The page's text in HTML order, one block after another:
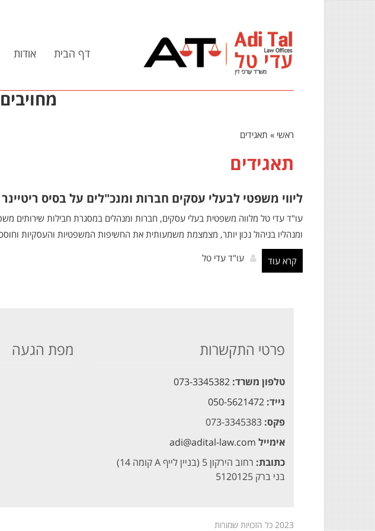
דף הבית אודות
ראשי » תאגידים
תאגידים
ליווי משפטי לבעלי עסקים חברות ומנכ"לים על בסיס
עו"ד עדי טל מלווה משפטית בעלי עסקים, חברות ומנהלים במסגרת חבילות שירותים
ומנהליו בניהול נכון יותר, מצמצמת משמעותית את החשיפות המשפטיות והעסקיות
עו"ד עדי טל
קרא עוד
פרטי התקשרות
טלפון משרד: 073-3345382
נייד: 050-5621472
פקס:
אימייל adi@adital-law.com
כתובת: רחוב הירקון 5 (בניין לייף A קומה 14)
בני ברק 5120125
מפת הגעה
2023 כל הזכויות שמורות